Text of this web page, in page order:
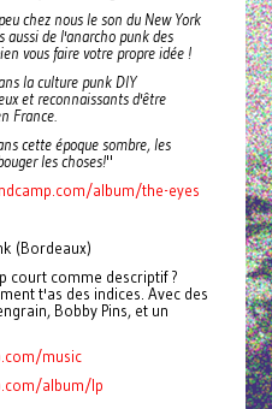
chez nous le son du New York
aussi de l'anarcho punk des
vous faire votre propre idée !
la culture punk DIY
et reconnaissants d'être
France.
cette époque sombre, les
les choses!"
album/the-eyes
(Bordeaux)
court comme descriptif ?
t'as des indices. Avec des
Bobby Pins, et un
music
album/lp